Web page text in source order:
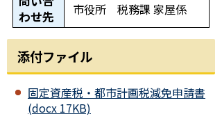
わせ先
市役所 税務課 家屋係
添付ファイル
固定資産税・都市計画税減免申請書
(docx 17KB)